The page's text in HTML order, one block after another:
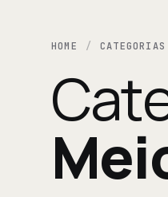
HOME CATEGORIAS